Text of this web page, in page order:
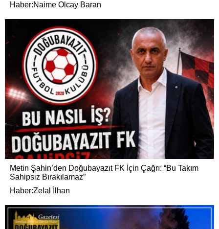
Haber:Naime Olcay Baran
Metin Şahin’den Doğubayazıt FK İçin Çağrı: “Bu Takım
Sahipsiz Bırakılamaz”
Haber:Zelal İlhan